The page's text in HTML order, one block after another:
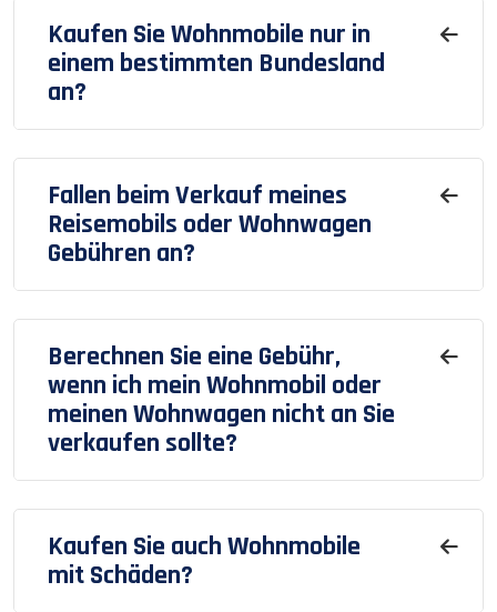
Kaufen Sie Wohnmobile nur in
einem bestimmten Bundesland
an?
Fallen beim Verkauf meines
Reisemobils oder Wohnwagen
Gebühren an?
Berechnen Sie eine Gebühr,
wenn ich mein Wohnmobil oder
meinen Wohnwagen nicht an Sie
verkaufen sollte?
Kaufen Sie auch Wohnmobile
mit Schäden?